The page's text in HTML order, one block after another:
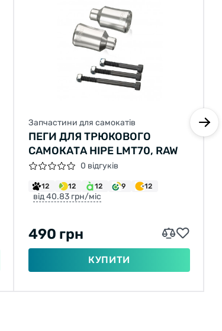
Запчастини для самокатів
ПЕГИ ДЛЯ ТРЮКОВОГО
САМОКАТА HIPE LMT70, RAW
0 відгуків
12 12 12 9 12
від 40.83 грн/міс
490 грн
КУПИТИ